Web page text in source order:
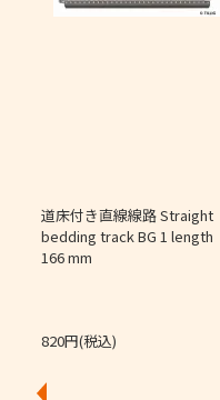
道床付き直線線路 Straight
bedding track BG 1 length
166 mm
820円(税込)